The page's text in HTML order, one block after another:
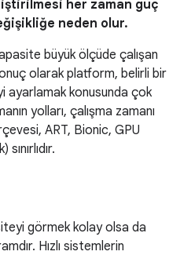
her zaman güç
neden olur.
büyük ölçüde çalışan
olarak platform, belirli bir
ayarlamak konusunda çok
yolları, çalışma zamanı
ART, Bionic, GPU
görmek kolay olsa da
Hızlı sistemlerin